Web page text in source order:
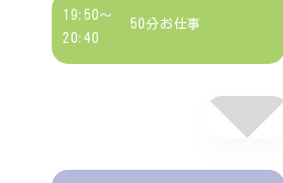
19:50～
20:40
50分お仕事